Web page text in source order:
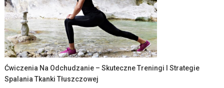
Ćwiczenia Na Odchudzanie – Skuteczne Treningi I Strategie
Spalania Tkanki Tłuszczowej